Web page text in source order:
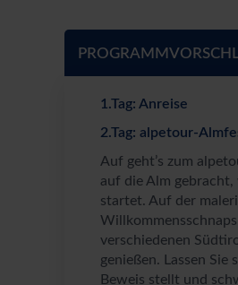
1.Tag: Anreise
2.Tag: alpetour-
Auf geht’s zum
auf die Alm gebracht,
startet. Auf der
verschiedenen
genießen. Lassen
Beweis stellt und